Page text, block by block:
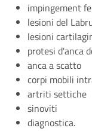
impingement
lesioni del
lesioni
protesi d'anca
anca a scatto
corpi mobili
artriti settiche
sinoviti
diagnostica.